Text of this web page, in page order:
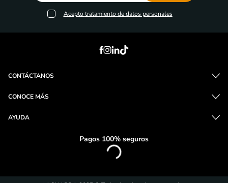
Acepto tratamiento de datos personales
CONTÁCTANOS
CONOCE MÁS
AYUDA
Pagos 100% seguros